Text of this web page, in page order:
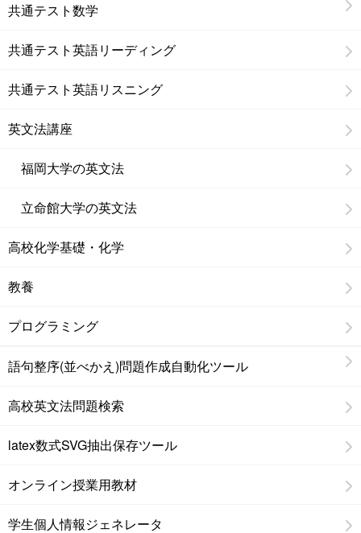
共通テスト数学
共通テスト英語リーディング
共通テスト英語リスニング
英文法講座
福岡大学の英文法
立命館大学の英文法
高校化学基礎・化学
教養
プログラミング
語句整序(並べかえ)問題作成自動化ツール
高校英文法問題検索
latex数式SVG抽出保存ツール
オンライン授業用教材
学生個人情報ジェネレータ